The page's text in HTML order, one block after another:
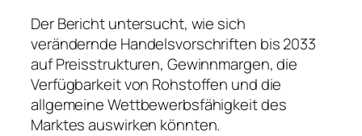
Der Bericht untersucht, wie sich
verändernde Handelsvorschriften bis 2033
auf Preisstrukturen, Gewinnmargen, die
Verfügbarkeit von Rohstoffen und die
allgemeine Wettbewerbsfähigkeit des
Marktes auswirken könnten.